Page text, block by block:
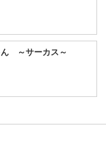
～サーカス～